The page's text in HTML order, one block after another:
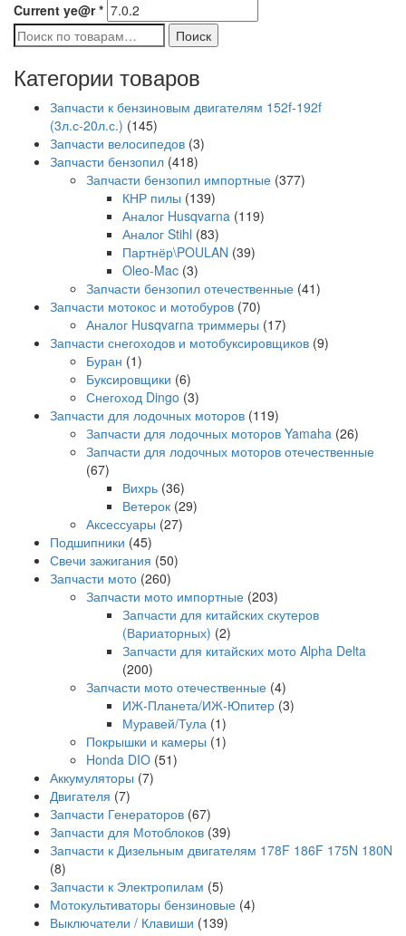
Current ye@r*
Искать:
Поиск
Категории товаров
Запчасти к бензиновым двигателям 152f-192f
(3л.с-20л.с.) (145)
Запчасти велосипедов (3)
Запчасти бензопил (418)
Запчасти бензопил импортные (377)
КНР пилы (139)
Аналог Husqvarna (119)
Аналог Stihl (83)
Партнёр\POULAN (39)
Oleo-Mac (3)
Запчасти бензопил отечественные (41)
Запчасти мотокос и мотобуров (70)
Аналог Husqvarna триммеры (17)
Запчасти снегоходов и мотобуксировщиков (9)
Буран (1)
Буксировщики (6)
Снегоход Dingo (3)
Запчасти для лодочных моторов (119)
Запчасти для лодочных моторов Yamaha (26)
Запчасти для лодочных моторов отечественные
(67)
Вихрь (36)
Ветерок (29)
Аксессуары (27)
Подшипники (45)
Свечи зажигания (50)
Запчасти мото (260)
Запчасти мото импортные (203)
Запчасти для китайских скутеров
(Вариаторных) (2)
Запчасти для китайских мото Alpha Delta
(200)
Запчасти мото отечественные (4)
ИЖ-Планета/ИЖ-Юпитер (3)
Муравей/Тула (1)
Покрышки и камеры (1)
Honda DIO (51)
Аккумуляторы (7)
Двигателя (7)
Запчасти Генераторов (67)
Запчасти для Мотоблоков (39)
Запчасти к Дизельным двигателям 178F 186F 175N 180N
(8)
Запчасти к Электропилам (5)
Мотокультиваторы бензиновые (4)
Выключатели / Клавиши (139)